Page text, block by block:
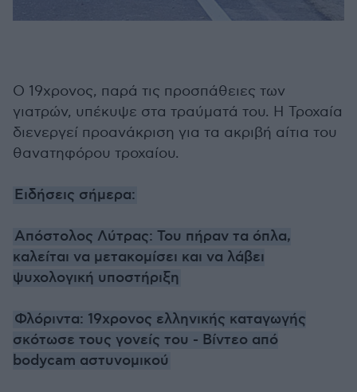
Ο 19χρονος, παρά τις προσπάθειες των
γιατρών, υπέκυψε στα τραύματά του. Η Τροχαία
διενεργεί προανάκριση για τα ακριβή αίτια του
θανατηφόρου τροχαίου.
Ειδήσεις σήμερα:
Απόστολος Λύτρας: Του πήραν τα όπλα,
καλείται να μετακομίσει και να λάβει
ψυχολογική υποστήριξη
Φλόριντα: 19χρονος ελληνικής καταγωγής
σκότωσε τους γονείς του - Βίντεο από
bodycam αστυνομικού